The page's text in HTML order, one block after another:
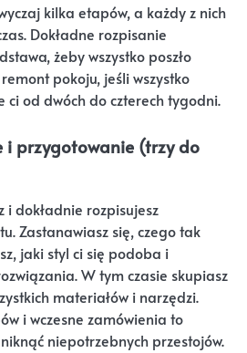
kilka etapów, a każdy z nich
Dokładne rozpisanie
żeby wszystko poszło
pokoju, jeśli wszystko
ci od dwóch do czterech tygodni.
i przygotowanie (trzy do
dokładnie rozpisujesz
Zastanawiasz się, czego tak
jaki styl ci się podoba i
W tym czasie skupiasz
materiałów i narzędzi.
i wczesne zamówienia to
niepotrzebnych przestojów.